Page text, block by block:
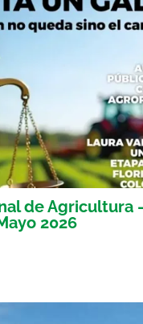
de Agricultura
2026